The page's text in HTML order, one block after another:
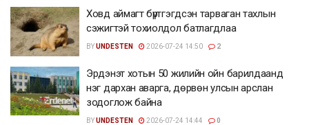
Ховд аймагт бүртгэгдсэн тарваган тахлын
сэжигтэй тохиолдол батлагдлаа
BYUNDESTEN 2026-07-24 14:50 2
Эрдэнэт хотын 50 жилийн ойн барилдаанд
нэг дархан аварга, дөрвөн улсын арслан
зодоглож байна
BYUNDESTEN 2026-07-24 14:44 0